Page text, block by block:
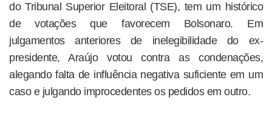
do Tribunal Superior Eleitoral (TSE), tem um histórico
de votações que favorecem Bolsonaro. Em
julgamentos anteriores de inelegibilidade do ex-
presidente, Araújo votou contra as condenações,
alegando falta de influência negativa suficiente em um
caso e julgando improcedentes os pedidos em outro.